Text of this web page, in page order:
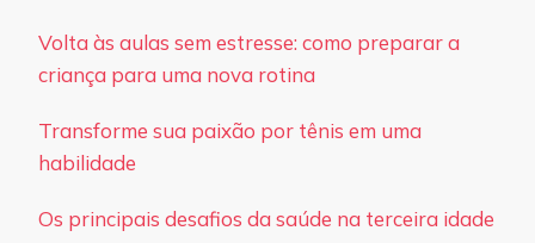
Volta às aulas sem estresse: como preparar a
criança para uma nova rotina
Transforme sua paixão por tênis em uma
habilidade
Os principais desafios da saúde na terceira idade